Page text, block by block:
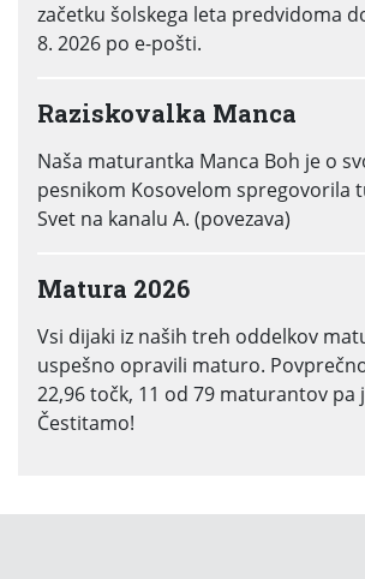
začetku šolskega leta predvidoma
8. 2026 po e-pošti.
Raziskovalka Manca
Naša maturantka Manca Boh je o
pesnikom Kosovelom spregovorila
Svet na kanalu A. (povezava)
Matura 2026
Vsi dijaki iz naših treh oddelkov
uspešno opravili maturo.
22,96 točk, 11 od 79 maturantov pa
Čestitamo!